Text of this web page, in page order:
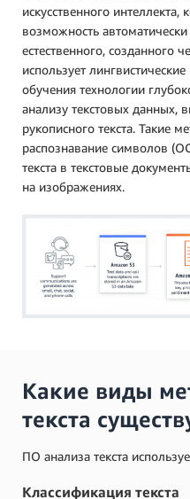
искусственного
возможность
естественного, созданного
использует
обучения технологии
анализу текстовых данных,
рукописного текста. Такие
распознавание символов
текста в текстовые
на изображениях.
Какие виды
текста
ПО анализа текста
Классификация текста